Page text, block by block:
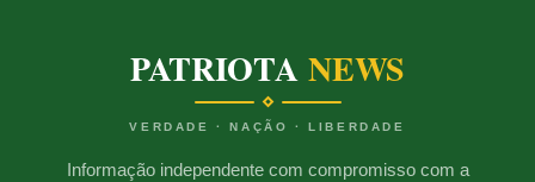
PATRIOTANEWS
VERDADE · NAÇÃO · LIBERDADE
Informação independente com compromisso com a